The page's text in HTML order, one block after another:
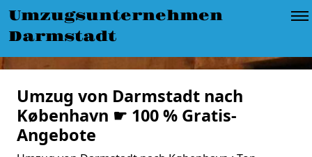
Umzugsunternehmen
Darmstadt
Umzug von Darmstadt nach
København ☛ 100 % Gratis-
Angebote